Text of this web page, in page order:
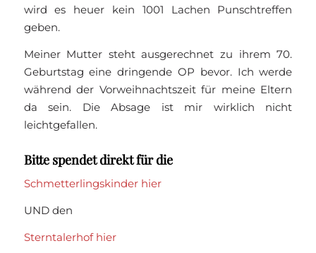
wird es heuer kein 1001 Lachen Punschtreffen
geben.
Meiner Mutter steht ausgerechnet zu ihrem 70.
Geburtstag eine dringende OP bevor. Ich werde
während der Vorweihnachtszeit für meine Eltern
da sein. Die Absage ist mir wirklich nicht
leichtgefallen.
Bitte spendet direkt für die
Schmetterlingskinder hier
UND den
Sterntalerhof hier